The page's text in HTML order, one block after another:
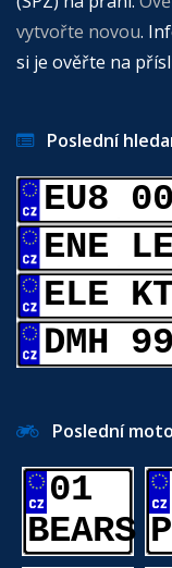
vytvořte novou.
si je ověřte na
Poslední
EU8
ENE
ELE
DMH
Poslední
01
BEARS